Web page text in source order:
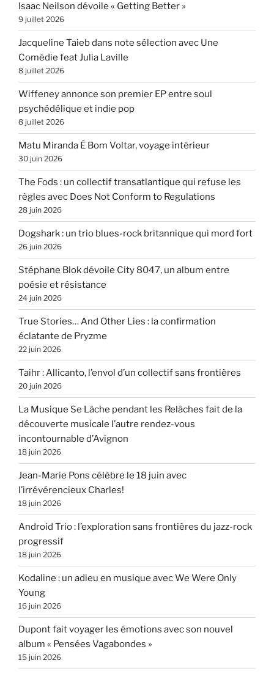
Isaac Neilson dévoile « Getting Better »
9 juillet 2026
Jacqueline Taieb dans note sélection avec Une
Comédie feat Julia Laville
8 juillet 2026
Wiffeney annonce son premier EP entre soul
psychédélique et indie pop
8 juillet 2026
Matu Miranda É Bom Voltar, voyage intérieur
30 juin 2026
The Fods : un collectif transatlantique qui refuse les
règles avec Does Not Conform to Regulations
28 juin 2026
Dogshark : un trio blues-rock britannique qui mord fort
26 juin 2026
Stéphane Blok dévoile City 8047, un album entre
poésie et résistance
24 juin 2026
True Stories… And Other Lies : la confirmation
éclatante de Pryzme
22 juin 2026
Taihr : Allicanto, l’envol d’un collectif sans frontières
20 juin 2026
La Musique Se Lâche pendant les Relâches fait de la
découverte musicale l’autre rendez-vous
incontournable d’Avignon
18 juin 2026
Jean-Marie Pons célèbre le 18 juin avec
l’irrévérencieux Charles!
18 juin 2026
Android Trio : l’exploration sans frontières du jazz-rock
progressif
18 juin 2026
Kodaline : un adieu en musique avec We Were Only
Young
16 juin 2026
Dupont fait voyager les émotions avec son nouvel
album « Pensées Vagabondes »
15 juin 2026